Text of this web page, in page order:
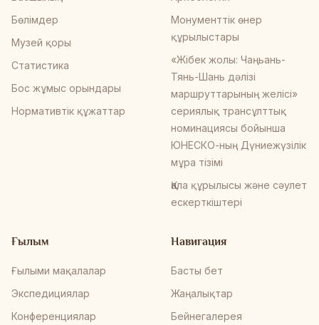
Бөлімдер
Музей қоры
Статистика
Бос жұмыс орындары
Нормативтік құжаттар
Монументтік өнер
құрылыстары
«Жібек жолы: Чаңьань-
Тянь-Шань дәлізі
маршруттарының желісі»
сериялық трансұлттық
номинациясы бойынша
ЮНЕСКО-ның Дүниежүзілік
мұра тізімі
Қала құрылысы және сәулет
ескерткіштері
Ғылым
Ғылыми мақалалар
Экспедициялар
Конференциялар
Навигация
Басты бет
Жаңалықтар
Бейнегалерея